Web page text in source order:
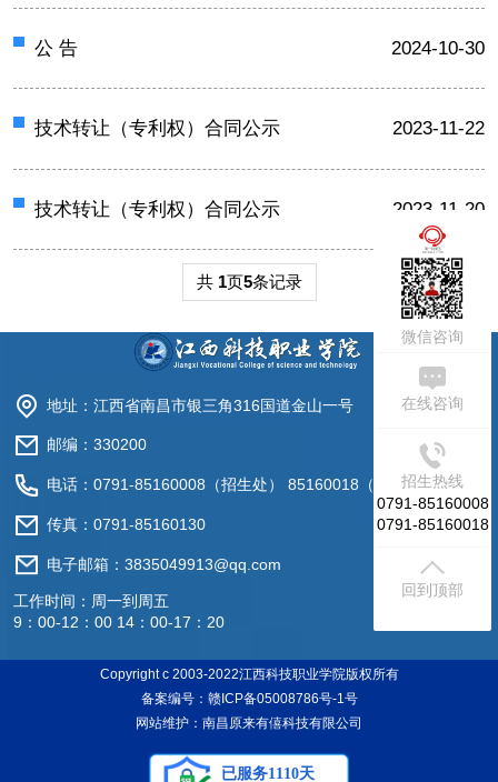
公 告 2024-10-30
技术转让（专利权）合同公示 2023-11-22
技术转让（专利权）合同公示 2023-11-20
共 1页5条记录
地址：江西省南昌市银三角316国道金山一号
邮编：330200
电话：0791-85160008（招生处） 85160018（就业处）
传真：0791-85160130
电子邮箱：3835049913@qq.com
工作时间：周一到周五
9：00-12：00 14：00-17：20
Copyright c 2003-2022江西科技职业学院版权所有
备案编号：赣ICP备05008786号-1号
网站维护：南昌原来有僖科技有限公司
周一到周五
09:00-17:30
微信咨询
在线咨询
招生热线
0791-85160008
0791-85160018
回到顶部